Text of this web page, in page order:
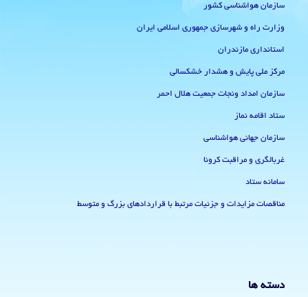
سازمان هواشناسی کشور
وزارت راه و شهرسازی جمهوری اسلامی ایران
استانداری مازندران
مرکز ملی پایش و هشدار خشکسالی
سازمان امداد ونجات جمعیت هلال احمر
ستاد اقامه نماز
سازمان جهانی هواشناسی
غربالگری و مراقبت کرونا
سامانه ستاد
مناقصات مزایدات و جزئیات مرتبط با قراردادهای بزرگ و متوسط
دسته ها